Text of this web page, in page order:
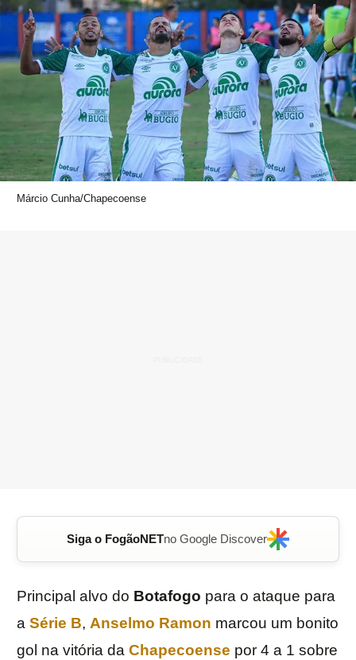
Márcio Cunha/Chapecoense
Siga o FogãoNETno Google Discover
Principal alvo do Botafogo para o ataque para
a Série B, Anselmo Ramon marcou um bonito
gol na vitória da Chapecoense por 4 a 1 sobre